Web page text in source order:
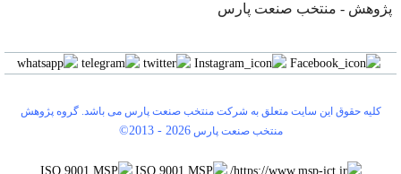
- منتخب صنعت پارس
حقوق این سایت متعلق به شرکت منتخب صنعت پارس می باشد. گروه پژوهش
منتخب صنعت پارس
©2013 -2026